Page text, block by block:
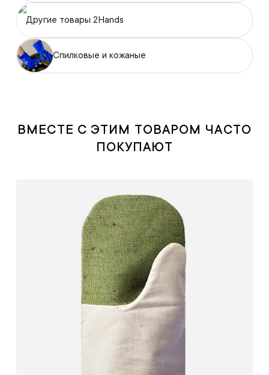
Другие товары 2Hands
Спилковые и кожаные
ВМЕСТЕ С ЭТИМ ТОВАРОМ ЧАСТО
ПОКУПАЮТ